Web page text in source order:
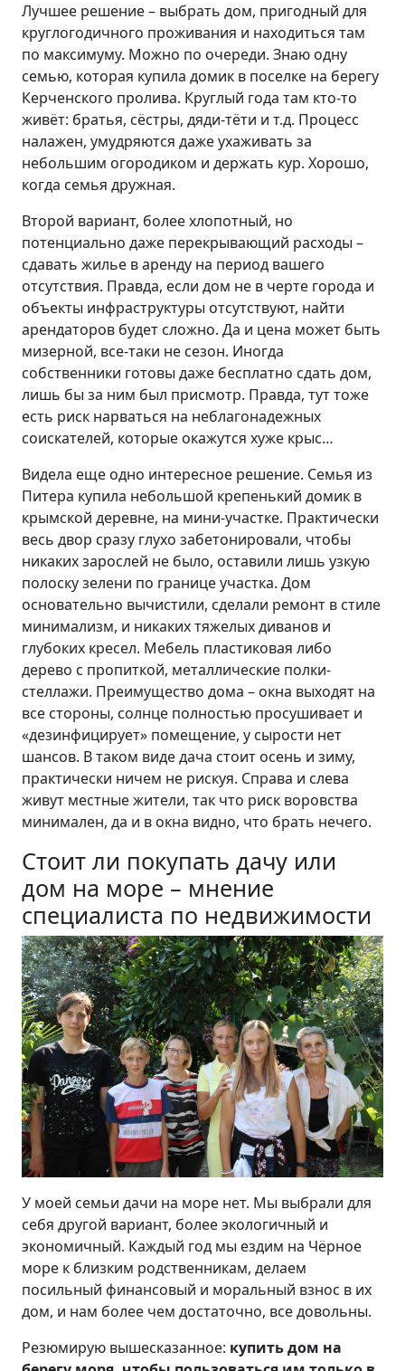
Лучшее решение – выбрать дом, пригодный для
круглогодичного проживания и находиться там
по максимуму. Можно по очереди. Знаю одну
семью, которая купила домик в поселке на берегу
Керченского пролива. Круглый года там кто-то
живёт: братья, сёстры, дяди-тёти и т.д. Процесс
налажен, умудряются даже ухаживать за
небольшим огородиком и держать кур. Хорошо,
когда семья дружная.
Второй вариант, более хлопотный, но
потенциально даже перекрывающий расходы –
сдавать жилье в аренду на период вашего
отсутствия. Правда, если дом не в черте города и
объекты инфраструктуры отсутствуют, найти
арендаторов будет сложно. Да и цена может быть
мизерной, все-таки не сезон. Иногда
собственники готовы даже бесплатно сдать дом,
лишь бы за ним был присмотр. Правда, тут тоже
есть риск нарваться на неблагонадежных
соискателей, которые окажутся хуже крыс…
Видела еще одно интересное решение. Семья из
Питера купила небольшой крепенький домик в
крымской деревне, на мини-участке. Практически
весь двор сразу глухо забетонировали, чтобы
никаких зарослей не было, оставили лишь узкую
полоску зелени по границе участка. Дом
основательно вычистили, сделали ремонт в стиле
минимализм, и никаких тяжелых диванов и
глубоких кресел. Мебель пластиковая либо
дерево с пропиткой, металлические полки-
стеллажи. Преимущество дома – окна выходят на
все стороны, солнце полностью просушивает и
«дезинфицирует» помещение, у сырости нет
шансов. В таком виде дача стоит осень и зиму,
практически ничем не рискуя. Справа и слева
живут местные жители, так что риск воровства
минимален, да и в окна видно, что брать нечего.
Стоит ли покупать дачу или
дом на море – мнение
специалиста по недвижимости
У моей семьи дачи на море нет. Мы выбрали для
себя другой вариант, более экологичный и
экономичный. Каждый год мы ездим на Чёрное
море к близким родственникам, делаем
посильный финансовый и моральный взнос в их
дом, и нам более чем достаточно, все довольны.
Резюмирую вышесказанное: купить дом на